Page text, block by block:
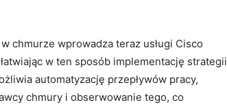
chmurze wprowadza teraz usługi Cisco
w ten sposób implementację strategii
automatyzację przepływów pracy,
chmury i obserwowanie tego, co